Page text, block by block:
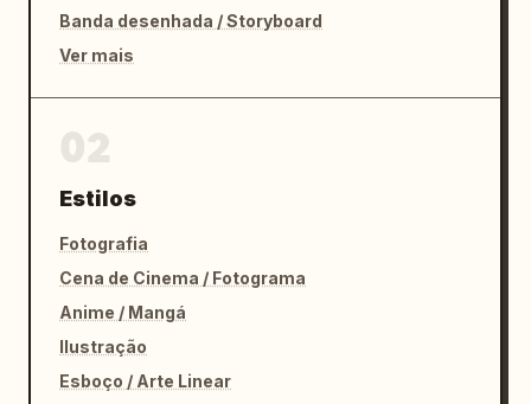
Banda desenhada / Storyboard
Ver mais
Estilos
Fotografia
Cena de Cinema / Fotograma
Anime / Mangá
Ilustração
Esboço / Arte Linear